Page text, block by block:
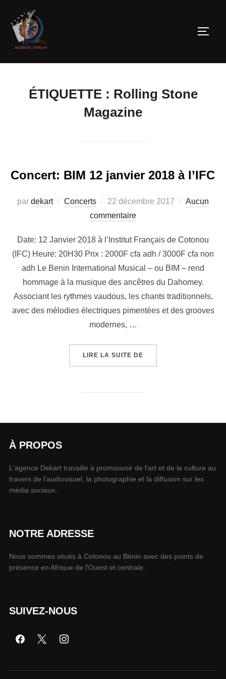
ÉTIQUETTE : Rolling Stone
Magazine
Concert: BIM 12 janvier 2018 à l’IFC
par dekart Concerts 22 décembre 2017
Aucun
commentaire
Date: 12 Janvier 2018 à l’Institut Français de Cotonou
(IFC) Heure: 20H30 Prix : 2000F cfa adh / 3000F cfa non
adh Le Benin International Musical – ou BIM – rend
hommage à la musique des ancêtres du Dahomey.
Associant les rythmes vaudous, les chants traditionnels,
avec des mélodies électriques pimentées et des grooves
modernes, …
LIRE LA SUITE DE
À PROPOS
L'agence Dekart travaille à promouvoir de l'art et de la culture au
travers de l'audiovisuel, la photographie et la diffusion sur les
média sociaux.
NOTRE ADRESSE
Nous sommes situés à Cotonou au Bénin avec des points de
présence en Afrique de l'Ouest et centrale.
SUIVEZ-NOUS